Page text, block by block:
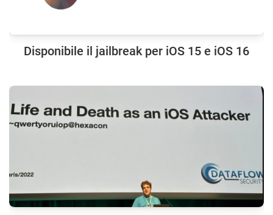
Disponibile il jailbreak per iOS 15 e iOS 16